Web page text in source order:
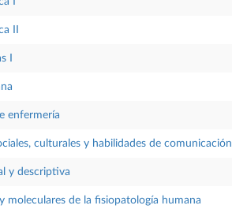
II
I
enfermería
culturales y habilidades de comunicación
y descriptiva
moleculares de la fisiopatología humana